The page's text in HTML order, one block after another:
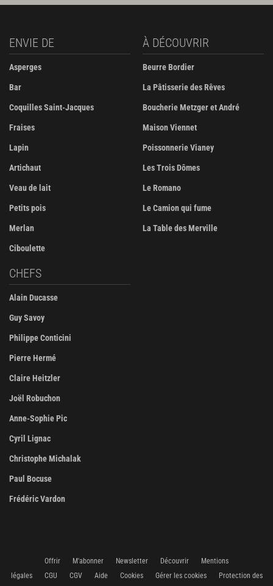
ENVIE DE
Asperges
Bar
Coquilles Saint-Jacques
Fraises
Lapin
Artichaut
Veau de lait
Petits pois
Merlan
Ciboulette
À DÉCOUVRIR
Beurre Bordier
La Pâtisserie des Rêves
Boucherie Metzger et André
Maison Viennet
Poissonnerie Vianey
Les Trois Dômes
Le Romano
Le Camion qui fume
La Table des Merville
CHEFS
Alain Ducasse
Guy Savoy
Philippe Conticini
Pierre Hermé
Claire Heitzler
Joël Robuchon
Anne-Sophie Pic
Cyril Lignac
Christophe Michalak
Paul Bocuse
Frédéric Vardon
Offrir M'abonner Newsletter Découvrir
Mentions
légales
CGU CGV Aide Cookies Gérer les cookies
Protection des